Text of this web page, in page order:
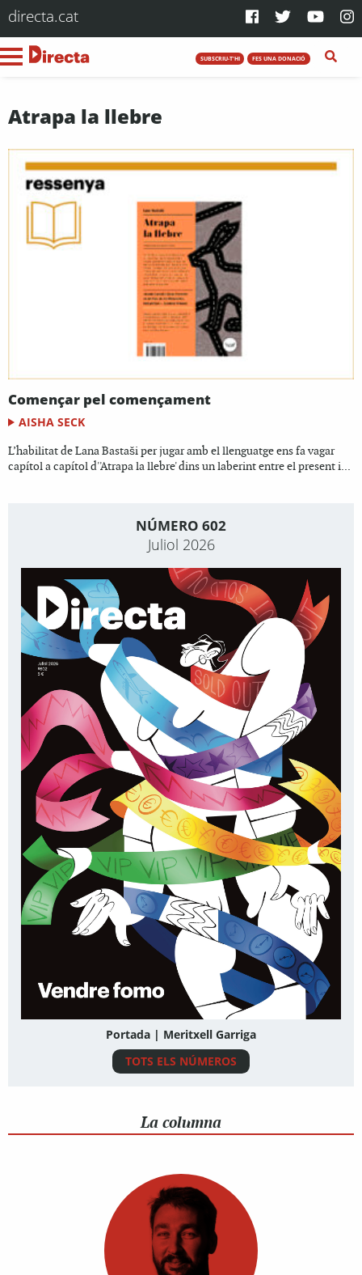
directa.cat
SUBSCRIU-T'HI FES UNA DONACIÓ
Atrapa la llebre
Començar pel començament
AISHA SECK
L’habilitat de Lana Bastaši per jugar amb el llenguatge ens fa vagar
capítol a capítol d''Atrapa la llebre' dins un laberint entre el present i...
NÚMERO 602
Juliol 2026
Portada | Meritxell Garriga
TOTS ELS NÚMEROS
La columna